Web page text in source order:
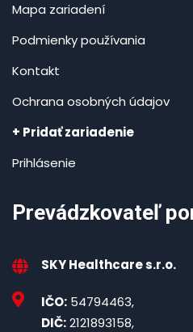
Mapa zariadení
Podmienky používania
Kontakt
Ochrana osobných údajov
+ Pridať zariadenie
Prihlásenie
Prevádzkovateľ
SKY Healthcare s.r.o.
IČO: 54794463,
DIČ:2121893158,